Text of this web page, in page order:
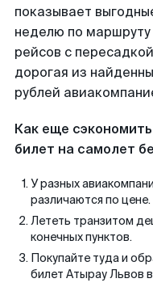
показывает
неделю по маршруту
рейсов с
дорогая из
рублей
Как еще
билет на самолет
У разных
различаются по цене.
Лететь транзитом
конечных пунктов.
Покупайте туда и
билет Атырау Львов